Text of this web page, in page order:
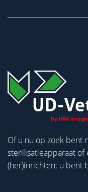
Of u nu op zoek bent
sterilisatieapparaat
(her)inrichten; u bent